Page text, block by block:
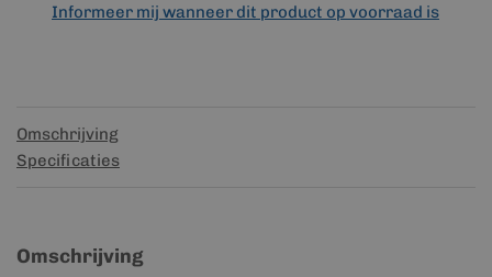
Informeer mij wanneer dit product op voorraad is
Omschrijving
Specificaties
Omschrijving